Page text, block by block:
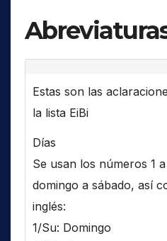
Estas son las
la lista EiBi
Días
Se usan los números 1
domingo a sábado, así
inglés:
1/Su: Domingo